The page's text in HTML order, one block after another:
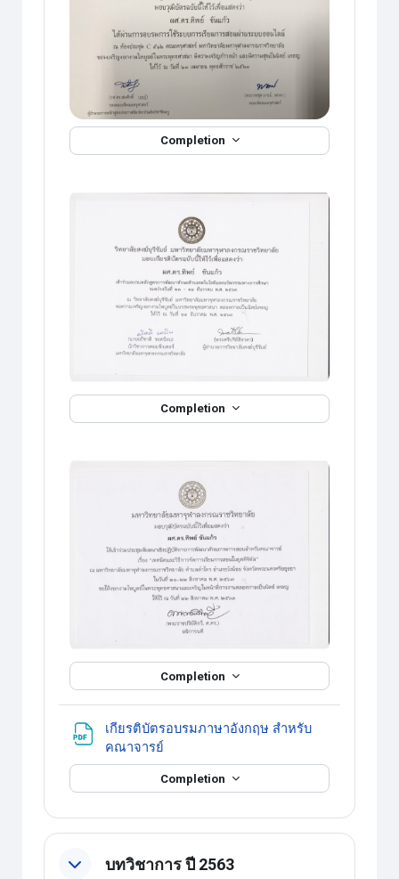
Completion
Completion
Completion
เกียรติบัตรอบรมภาษาอังกฤษ สำหรับ
คณาจารย์
Completion
บทวิชาการ ปี 2563